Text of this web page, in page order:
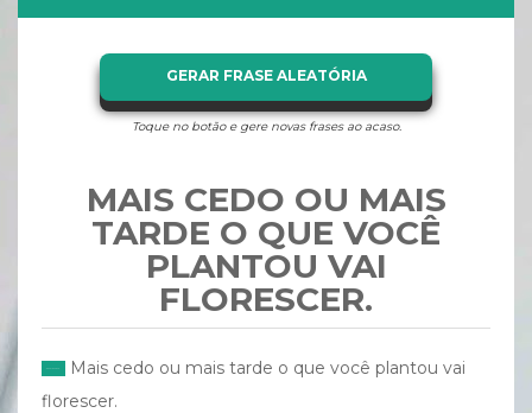
GERAR FRASE ALEATÓRIA
Toque no botão e gere novas frases ao acaso.
MAIS CEDO OU MAIS
TARDE O QUE VOCÊ
PLANTOU VAI
FLORESCER.
Mais cedo ou mais tarde o que você plantou vai
florescer.